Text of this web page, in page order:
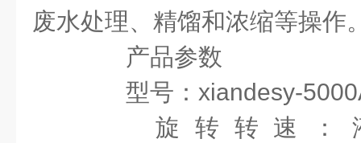
废水处理、精馏和浓缩等操作
产品参数
型号：xiandesy-
旋转转速：